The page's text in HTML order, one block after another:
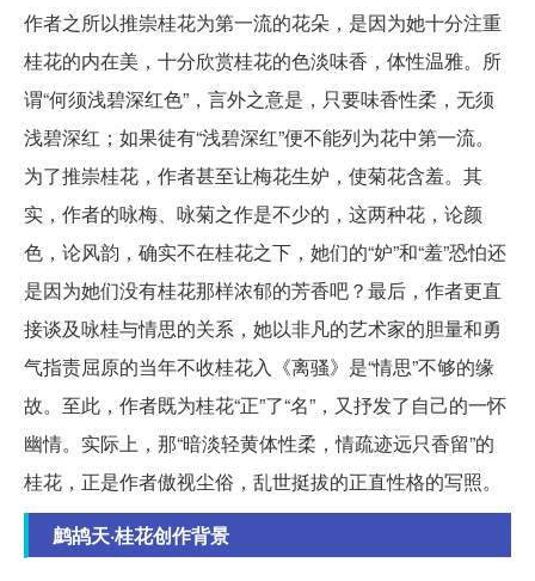
作者之所以推崇桂花为第一流的花朵，是因为她十分注重
桂花的内在美，十分欣赏桂花的色淡味香，体性温雅。所
谓“何须浅碧深红色”，言外之意是，只要味香性柔，无须
浅碧深红；如果徒有“浅碧深红”便不能列为花中第一流。
为了推崇桂花，作者甚至让梅花生妒，使菊花含羞。其
实，作者的咏梅、咏菊之作是不少的，这两种花，论颜
色，论风韵，确实不在桂花之下，她们的“妒”和“羞”恐怕还
是因为她们没有桂花那样浓郁的芳香吧？最后，作者更直
接谈及咏桂与情思的关系，她以非凡的艺术家的胆量和勇
气指责屈原的当年不收桂花入《离骚》是“情思”不够的缘
故。至此，作者既为桂花“正”了“名”，又抒发了自己的一怀
幽情。实际上，那“暗淡轻黄体性柔，情疏迹远只香留”的
桂花，正是作者傲视尘俗，乱世挺拔的正直性格的写照。
鹧鸪天·桂花创作背景